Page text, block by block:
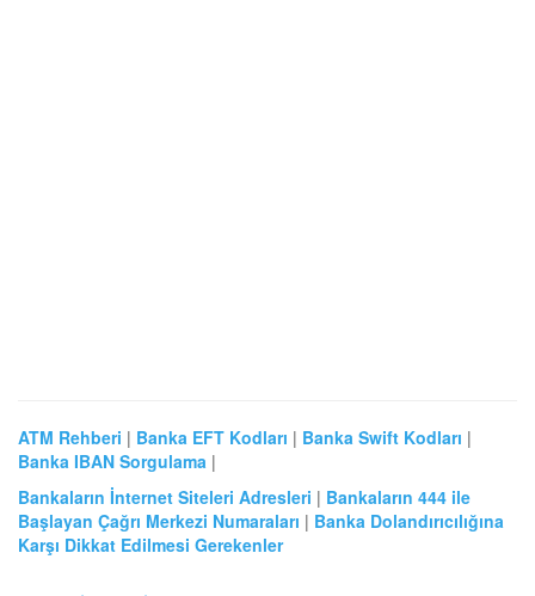
ATM Rehberi | Banka EFT Kodları | Banka Swift Kodları |
Banka IBAN Sorgulama |
Bankaların İnternet Siteleri Adresleri | Bankaların 444 ile
Başlayan Çağrı Merkezi Numaraları | Banka Dolandırıcılığına
Karşı Dikkat Edilmesi Gerekenler